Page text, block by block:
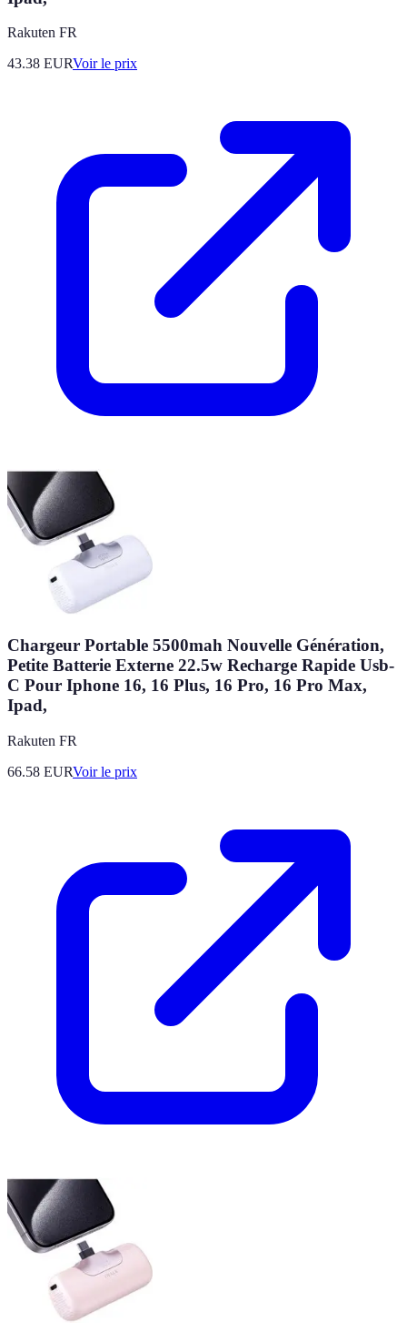
Rakuten FR
43.38 EURVoir le prix
Chargeur Portable 5500mah Nouvelle Génération,
Petite Batterie Externe 22.5w Recharge Rapide Usb-
C Pour Iphone 16, 16 Plus, 16 Pro, 16 Pro Max,
Ipad,
Rakuten FR
66.58 EURVoir le prix